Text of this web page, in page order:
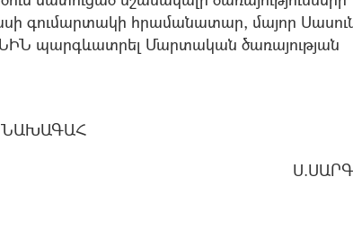
գումարտակի հրամանատար, մայոր
պարգևատրել Մարտական ծառայության